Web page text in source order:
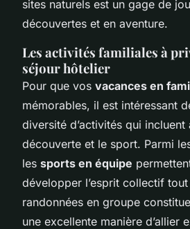
sites naturels est un gage de
découvertes et en aventure.
Les activités familiales à
séjour hôtelier
Pour que vos vacances en
mémorables, il est intéressant
diversité d’activités qui
découverte et le sport. Parmi
les sports en équipe
développer l’esprit collectif tout
randonnées en groupe
une excellente manière d’allier